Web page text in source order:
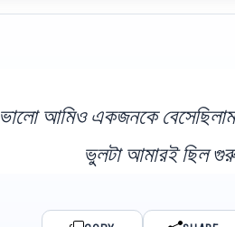
ভালো আমিও একজনকে বেসেছিলাম
ভুলটা আমারই ছিল